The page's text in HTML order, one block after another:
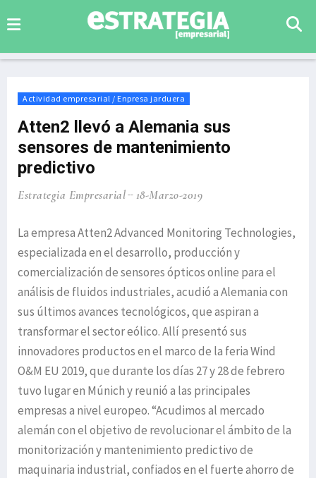
Actividad empresarial / Enpresa jarduera
Atten2 llevó a Alemania sus
sensores de mantenimiento
predictivo
Estrategia Empresarial 18-Marzo-2019
La empresa Atten2 Advanced Monitoring Technologies,
especializada en el desarrollo, producción y
comercialización de sensores ópticos online para el
análisis de fluidos industriales, acudió a Alemania con
sus últimos avances tecnológicos, que aspiran a
transformar el sector eólico. Allí presentó sus
innovadores productos en el marco de la feria Wind
O&M EU 2019, que durante los días 27 y 28 de febrero
tuvo lugar en Múnich y reunió a las principales
empresas a nivel europeo. “Acudimos al mercado
alemán con el objetivo de revolucionar el ámbito de la
monitorización y mantenimiento predictivo de
maquinaria industrial, confiados en el fuerte ahorro de